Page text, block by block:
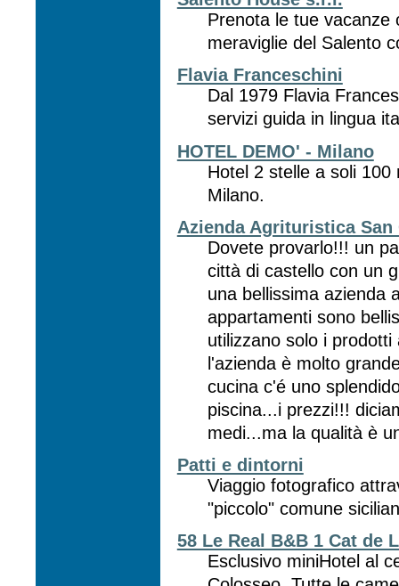
Prenota le tue vacanze
meraviglie del Salento
Flavia Franceschini
Dal 1979 Flavia
servizi guida in lingua
HOTEL DEMO' - Milano
Hotel 2 stelle a soli
Milano.
Azienda Agrituristica San
Dovete provarlo!!! un
città di castello con un
una bellissima azienda
appartamenti sono
utilizzano solo i
l'azienda è molto
cucina c'é uno
piscina...i prezzi!!!
medi...ma la qualità è
Patti e dintorni
Viaggio fotografico
"piccolo" comune
58 Le Real B&B 1 Cat de
Esclusivo miniHotel al